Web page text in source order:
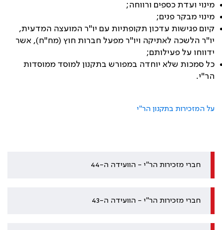
מינוי ועדת כספים ורווחה ;
מינוי מבקר פנים;
קיום פגישות עדכון תקופתיות עם יו"ר המועצה המדעית,
יו"ר הלשכה לאתיקה ויו"ר מפעל חברות חוץ (מח"ח), אשר
ידווחו על פעילותם;
כל סמכות שלא יוחדה במפורש בתקנון למוסד ממוסדות
הר"י.
על המזכירות בתקנון הר"י
חברי מזכירות הר"י - הוועידה ה-44
חברי מזכירות הר"י - הוועידה ה-43